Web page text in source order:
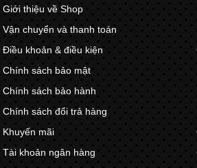
Giới thiệu về Shop
Vận chuyển và thanh toán
Điều khoản & điều kiện
Chính sách bảo mật
Chính sách bảo hành
Chính sách đổi trả hàng
Khuyến mãi
Tài khoản ngân hàng